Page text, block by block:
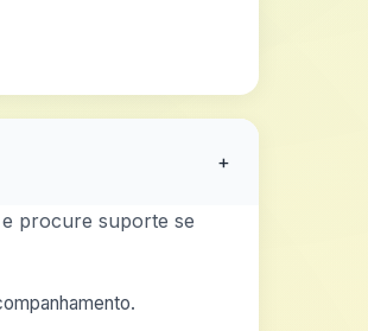
+
procure suporte se